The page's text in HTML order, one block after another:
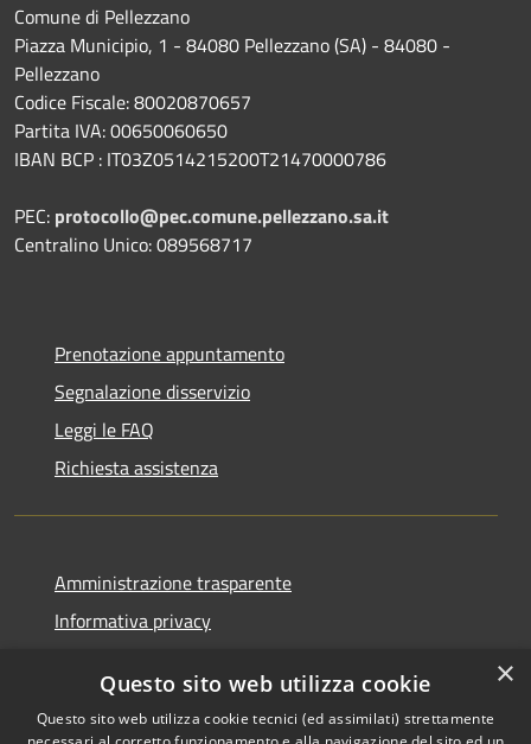
Comune di Pellezzano
Piazza Municipio, 1 - 84080 Pellezzano (SA) - 84080 -
Pellezzano
Codice Fiscale: 80020870657
Partita IVA: 00650060650
IBAN BCP : IT03Z0514215200T21470000786
PEC: protocollo@pec.comune.pellezzano.sa.it
Centralino Unico: 089568717
Prenotazione appuntamento
Segnalazione disservizio
Leggi le FAQ
Richiesta assistenza
Amministrazione trasparente
Informativa privacy
Dichiarazione di accessibilità
×
Questo sito web utilizza cookie
Questo sito web utilizza cookie tecnici (ed assimilati) strettamente